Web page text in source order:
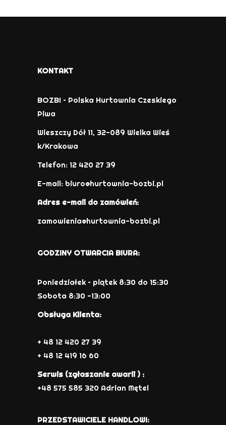
KONTAKT
BOZBI – Polska Hurtownia Czeskiego
Piwa
Wieszczy Dół 11, 32-089 Wielka Wieś
k/Krakowa
Telefon: 12 420 27 39
E-mail: biuro@hurtownia-bozbi.pl
Adres e-mail do zamówień:
zamowienia@hurtownia-bozbi.pl
GODZINY OTWARCIA BIURA:
Poniedziałek – piątek 8:30 do 15:30
Sobota 8:30 -13:00
Obsługa Klienta:
+ 48 12 420 27 39
+ 48 12 419 16 60
Serwis (zgłaszanie awarii ) :
+48 575 585 320 Adrian Mętel
PRZEDSTAWICIELE HANDLOWI: